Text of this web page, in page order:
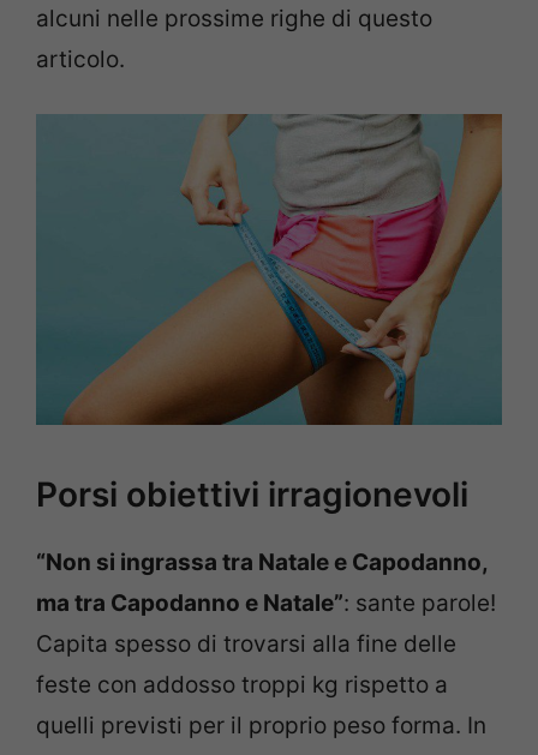
alcuni nelle prossime righe di questo
articolo.
Porsi obiettivi irragionevoli
“Non si ingrassa tra Natale e Capodanno,
ma tra Capodanno e Natale”: sante parole!
Capita spesso di trovarsi alla fine delle
feste con addosso troppi kg rispetto a
quelli previsti per il proprio peso forma. In